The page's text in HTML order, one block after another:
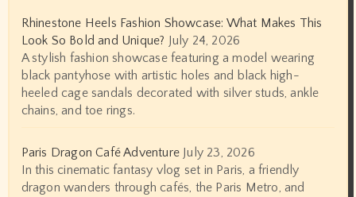
Rhinestone Heels Fashion Showcase: What Makes This
Look So Bold and Unique? July 24, 2026
A stylish fashion showcase featuring a model wearing
black pantyhose with artistic holes and black high-
heeled cage sandals decorated with silver studs, ankle
chains, and toe rings.
Paris Dragon Café Adventure July 23, 2026
In this cinematic fantasy vlog set in Paris, a friendly
dragon wanders through cafés, the Paris Metro, and